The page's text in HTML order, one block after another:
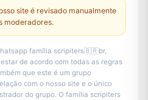
site é revisado manualmente
moderadores.
família scripiters🇧🇷br,
de acordo com todas as regras
que este é um grupo
com o nosso site e o único
do grupo. O família scripiters